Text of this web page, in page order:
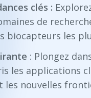
clés :
de
biocapteurs les
: Plongez
les applications
les nouvelles